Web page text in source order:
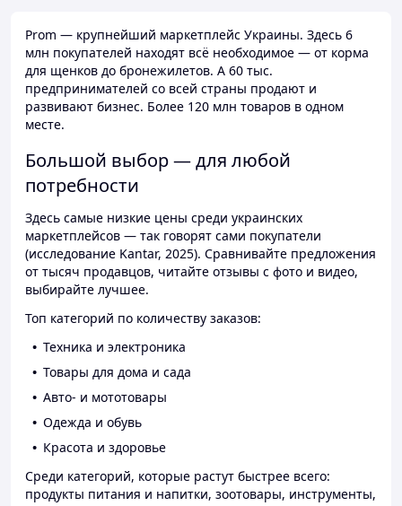
Prom — крупнейший маркетплейс Украины. Здесь 6
млн покупателей находят всё необходимое — от корма
для щенков до бронежилетов. А 60 тыс.
предпринимателей со всей страны продают и
развивают бизнес. Более 120 млн товаров в одном
месте.
Большой выбор — для любой
потребности
Здесь самые низкие цены среди украинских
маркетплейсов — так говорят сами покупатели
(исследование Kantar, 2025). Сравнивайте предложения
от тысяч продавцов, читайте отзывы с фото и видео,
выбирайте лучшее.
Топ категорий по количеству заказов:
Техника и электроника
Товары для дома и сада
Авто- и мототовары
Одежда и обувь
Красота и здоровье
Среди категорий, которые растут быстрее всего:
продукты питания и напитки, зоотовары, инструменты,